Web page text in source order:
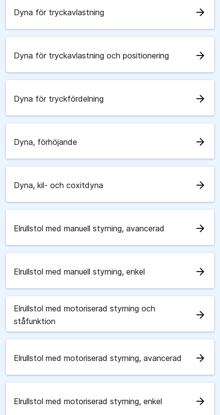
Dyna för tryckavlastning arrow_forward
Dyna för tryckavlastning och positionering arrow_forward
Dyna för tryckfördelning arrow_forward
Dyna, förhöjande arrow_forward
Dyna, kil- och coxitdyna arrow_forward
Elrullstol med manuell styrning, avancerad arrow_forward
Elrullstol med manuell styrning, enkel arrow_forward
Elrullstol med motoriserad styrning och
ståfunktion
arrow_forward
Elrullstol med motoriserad styrning, avancerad arrow_forward
Elrullstol med motoriserad styrning, enkel arrow_forward